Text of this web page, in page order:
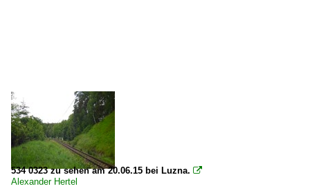
534 0323 zu sehen am 20.06.15 bei Luzna. 
Alexander Hertel